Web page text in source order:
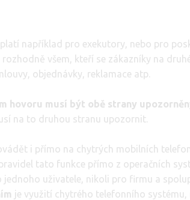
například pro exekutory, nebo pro
všem, kteří se zákazníky na
objednávky, reklamace atp.
hovoru musí být obě strany
na to druhou stranu upozornit.
i přímo na chytrých mobilních
tato funkce přímo z operačních
uživatele, nikoli pro firmu a
je využití chytrého telefonního systému,